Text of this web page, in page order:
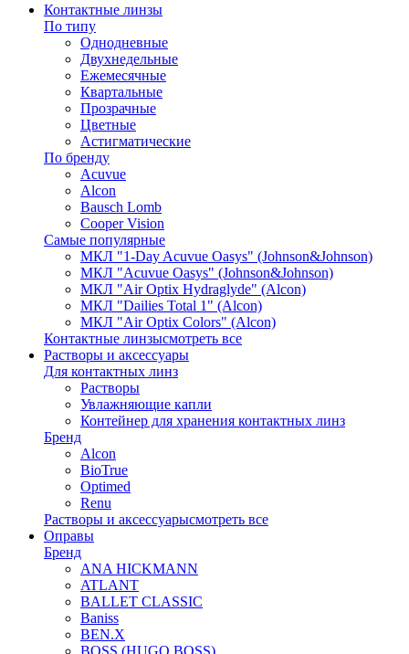
Контактные линзы
По типу
Однодневные
Двухнедельные
Ежемесячные
Квартальные
Прозрачные
Цветные
Астигматические
По бренду
Acuvue
Alcon
Bausch Lomb
Cooper Vision
Самые популярные
МКЛ "1-Day Acuvue Oasys" (Johnson&Johnson)
МКЛ "Acuvue Oasys" (Johnson&Johnson)
МКЛ "Air Optix Hydraglyde" (Alcon)
МКЛ "Dailies Total 1" (Alcon)
МКЛ "Air Optix Colors" (Alcon)
Контактные линзысмотреть все
Растворы и аксессуары
Для контактных линз
Растворы
Увлажняющие капли
Контейнер для хранения контактных линз
Бренд
Alcon
BioTrue
Optimed
Renu
Растворы и аксессуарысмотреть все
Оправы
Бренд
ANA HICKMANN
ATLANT
BALLET CLASSIC
Baniss
BEN.X
BOSS (HUGO BOSS)